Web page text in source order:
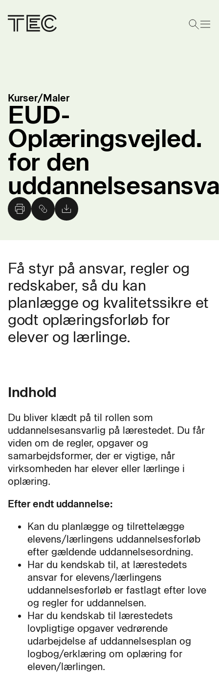
Kurser/Maler
EUD-
Oplæringsvejled.
for den
Få styr på ansvar, regler og
redskaber, så du kan
planlægge og kvalitetssikre et
godt oplæringsforløb for
elever og lærlinge.
Indhold
Du bliver klædt på til rollen som
uddannelsesansvarlig på lærestedet. Du får
viden om de regler, opgaver og
samarbejdsformer, der er vigtige, når
virksomheden har elever eller lærlinge i
oplæring.
Efter endt uddannelse:
Kan du planlægge og tilrettelægge
elevens/lærlingens uddannelsesforløb
efter gældende uddannelsesordning.
Har du kendskab til, at lærestedets
ansvar for elevens/lærlingens
uddannelsesforløb er fastlagt efter love
og regler for uddannelsen.
Har du kendskab til lærestedets
lovpligtige opgaver vedrørende
udarbejdelse af uddannelsesplan og
logbog/erklæring om oplæring for
eleven/lærlingen.